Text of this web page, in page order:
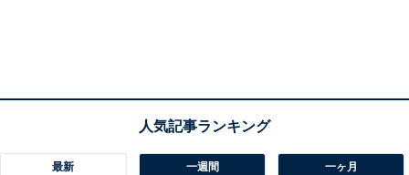
最新 一週間 一ヶ月